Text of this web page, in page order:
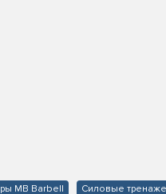
MB Barbell Силовые